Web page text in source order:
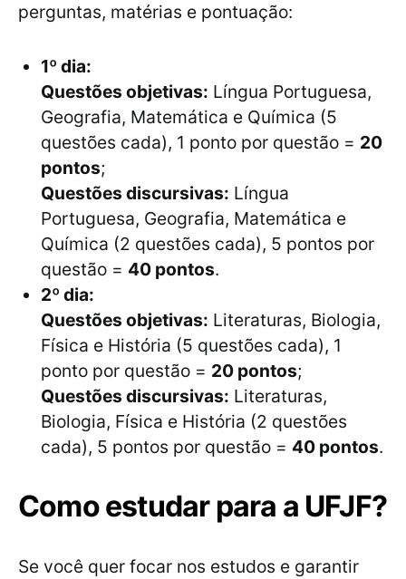
perguntas, matérias e pontuação:
1º dia:
Questões objetivas: Língua Portuguesa,
Geografia, Matemática e Química (5
questões cada), 1 ponto por questão = 20
pontos;
Questões discursivas: Língua
Portuguesa, Geografia, Matemática e
Química (2 questões cada), 5 pontos por
questão = 40 pontos.
2º dia:
Questões objetivas: Literaturas, Biologia,
Física e História (5 questões cada), 1
ponto por questão = 20 pontos;
Questões discursivas: Literaturas,
Biologia, Física e História (2 questões
cada), 5 pontos por questão = 40 pontos.
Como estudar para a UFJF?
Se você quer focar nos estudos e garantir